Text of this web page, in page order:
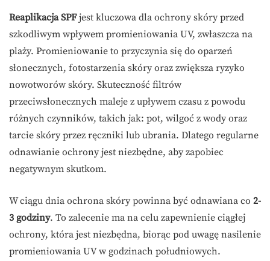
Reaplikacja SPFjest kluczowa dla ochrony skóry przed
szkodliwym wpływem promieniowania UV, zwłaszcza na
plaży. Promieniowanie to przyczynia się do oparzeń
słonecznych, fotostarzenia skóry oraz zwiększa ryzyko
nowotworów skóry. Skuteczność filtrów
przeciwsłonecznych maleje z upływem czasu z powodu
różnych czynników, takich jak: pot, wilgoć z wody oraz
tarcie skóry przez ręczniki lub ubrania. Dlatego regularne
odnawianie ochrony jest niezbędne, aby zapobiec
negatywnym skutkom.
W ciągu dnia ochrona skóry powinna być odnawiana co 2-
3 godziny. To zalecenie ma na celu zapewnienie ciągłej
ochrony, która jest niezbędna, biorąc pod uwagę nasilenie
promieniowania UV w godzinach południowych.